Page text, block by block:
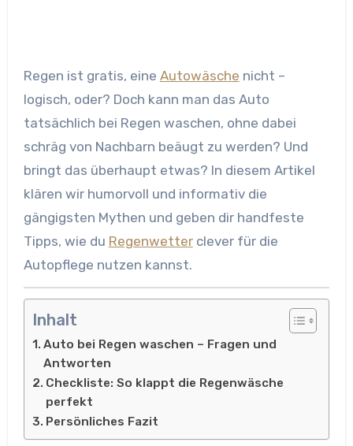
Regen ist gratis, eine Autowäsche nicht –
logisch, oder? Doch kann man das Auto
tatsächlich bei Regen waschen, ohne dabei
schräg von Nachbarn beäugt zu werden? Und
bringt das überhaupt etwas? In diesem Artikel
klären wir humorvoll und informativ die
gängigsten Mythen und geben dir handfeste
Tipps, wie du Regenwetterclever für die
Autopflege nutzen kannst.
Inhalt
Auto bei Regen waschen – Fragen und
Antworten
Checkliste: So klappt die Regenwäsche
perfekt
Persönliches Fazit